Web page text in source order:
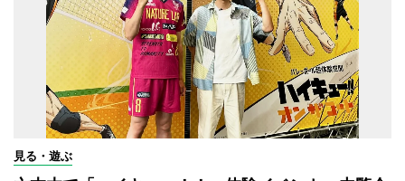
見る・遊ぶ